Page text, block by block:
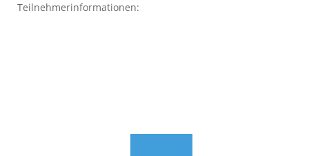
Teilnehmerinformationen: